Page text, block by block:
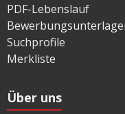
PDF-Lebenslauf
Suchprofile
Merkliste
Über uns